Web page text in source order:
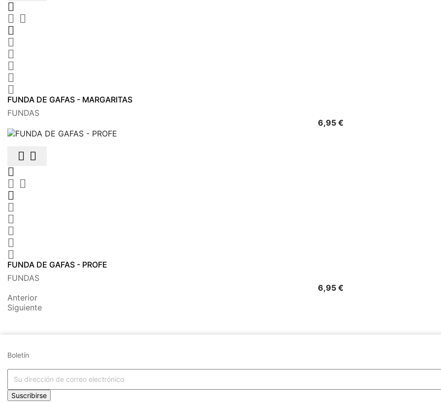









FUNDA DE GAFAS - MARGARITAS
FUNDAS
6,95 €
 

 






FUNDA DE GAFAS - PROFE
FUNDAS
6,95 €
Anterior
Siguiente
Boletín
Suscribirse